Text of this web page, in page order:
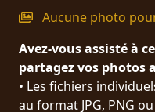
PRESSE
PIGGY
CONTACT
Aucune photo
Avez-vous assisté à
partagez vos photos
• Les fichiers
au format JPG, PNG ou